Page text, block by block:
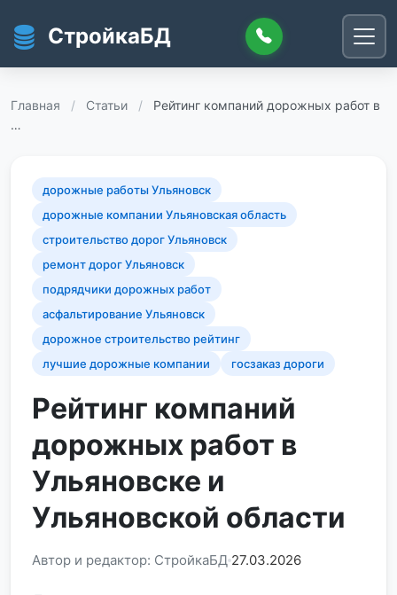
СтройкаБД
Главная / Статьи /
Рейтинг компаний дорожных работ в
…
дорожные работы Ульяновск
дорожные компании Ульяновская область
строительство дорог Ульяновск
ремонт дорог Ульяновск
подрядчики дорожных работ
асфальтирование Ульяновск
дорожное строительство рейтинг
лучшие дорожные компании
госзаказ дороги
Рейтинг компаний
дорожных работ в
Ульяновске и
Ульяновской области
Автор и редактор: СтройкаБД 27.03.2026